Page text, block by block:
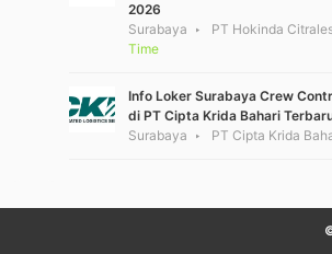
2026
Surabaya
PT Hokinda
Time
Info Loker Surabaya Crew
di PT Cipta Krida Bahari
Surabaya
PT Cipta Krida